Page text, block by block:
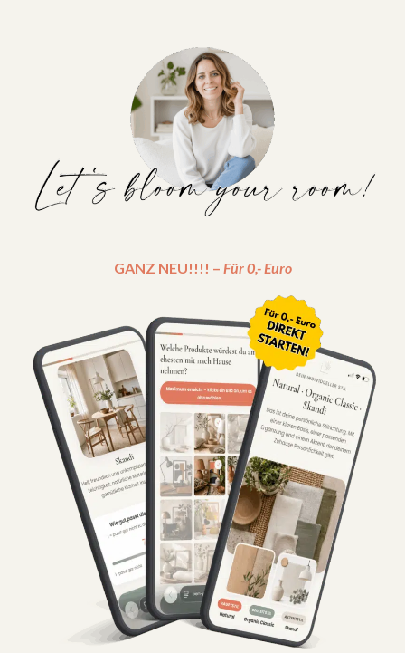
GANZ NEU!!!! – Für 0,- Euro